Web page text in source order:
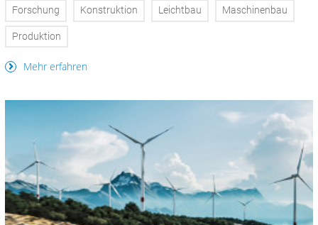
Forschung Konstruktion Leichtbau Maschinenbau
Produktion
Mehr erfahren